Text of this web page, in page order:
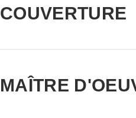
COUVERTURE
MAÎTRE